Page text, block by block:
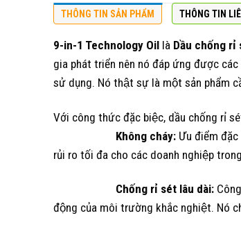
THÔNG TIN SẢN PHẨM THÔNG TIN
9-in-1 Technology Oil là Dầu chống rỉ
gia phát triển nên nó đáp ứng được
sử dụng. Nó thật sự là một sản phẩm
Với công thức đặc biệc, dầu chống rỉ
Không cháy: Ưu điểm
rủi ro tối đa cho các doanh nghiệp
Chống rỉ sét lâu dài:
động của môi trường khắc nghiệt. Nó